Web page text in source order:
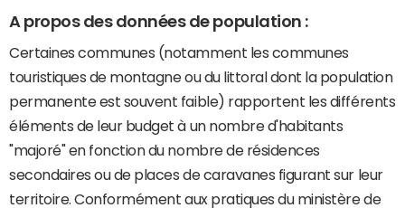
A propos des données de population :
Certaines communes (notamment les communes
touristiques de montagne ou du littoral dont la population
permanente est souvent faible) rapportent les différents
éléments de leur budget à un nombre d'habitants
"majoré" en fonction du nombre de résidences
secondaires ou de places de caravanes figurant sur leur
territoire. Conformément aux pratiques du ministère de